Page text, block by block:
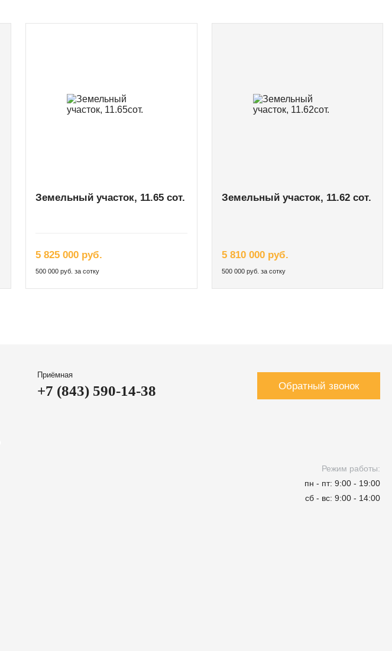
Земельный участок, 11.65 сот.
5 825 000 руб.
500 000 руб. за сотку
Земельный участок, 11.62 сот.
5 810 000 руб.
500 000 руб. за сотку
Приёмная
+7 (843) 590-14-38 Обратный звонок
Режим работы:
пн - пт: 9:00 - 19:00
сб - вс: 9:00 - 14:00